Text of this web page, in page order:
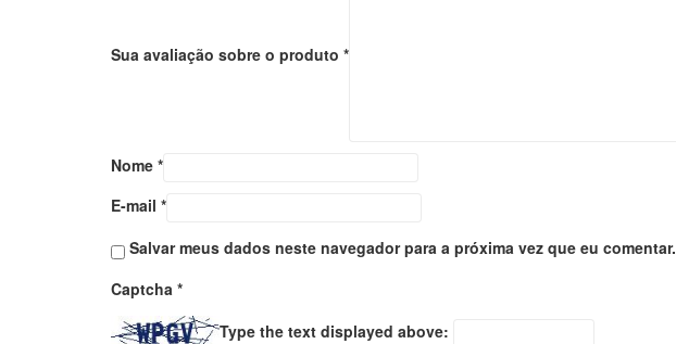
Sua avaliação sobre o produto *
Nome *
E-mail *
Salvar meus dados neste navegador para a próxima vez que eu comentar.
Captcha *
Type the text displayed above: